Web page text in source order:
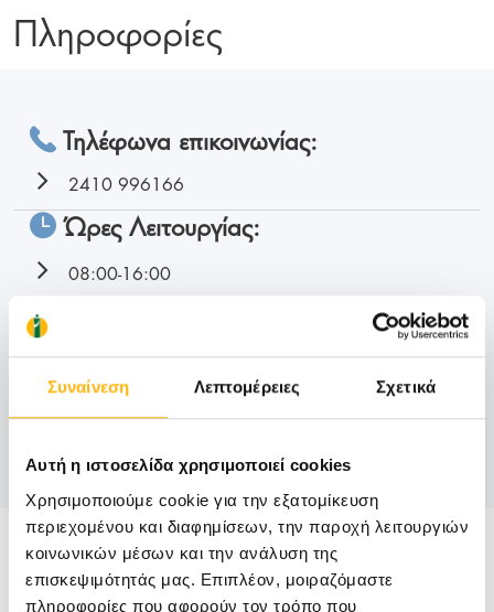
Συναίνεση Λεπτομέρειες Σχετικά
Αυτή η ιστοσελίδα χρησιμοποιεί cookies
Χρησιμοποιούμε cookie για την εξατομίκευση
περιεχομένου και διαφημίσεων, την παροχή λειτουργιών
κοινωνικών μέσων και την ανάλυση της
επισκεψιμότητάς μας. Επιπλέον, μοιραζόμαστε
πληροφορίες που αφορούν τον τρόπο που
Πληροφορίες
Τηλέφωνα επικοινωνίας:
2410 996166
Ώρες Λειτουργίας:
08:00-16:00
chemo.thessalias@iaso.gr
Κλείστε Ραντεβού
Στελέχωση